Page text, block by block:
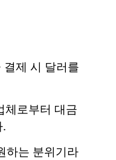
제 시 달러를
체로부터 대금
하는 분위기라